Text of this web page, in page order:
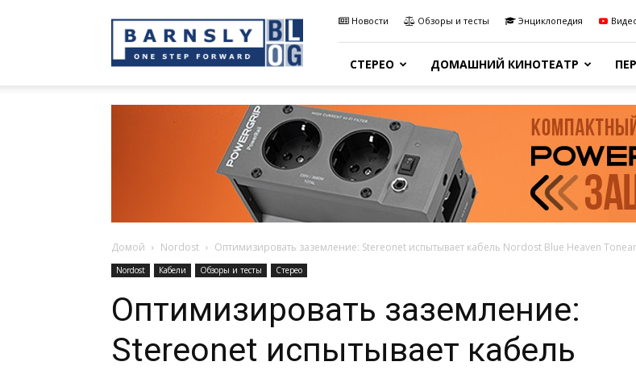
Sound
Blog
Новости Обзоры и тесты Энциклопедия
СТЕРЕО ДОМАШНИЙ КИНОТЕАТР
Домой Nordost Оптимизировать заземление: Stereonet испытывает кабель Nordost Blue Heaven
Nordost Кабели Обзоры и тесты Стерео
Оптимизировать заземление:
Stereonet испытывает кабель